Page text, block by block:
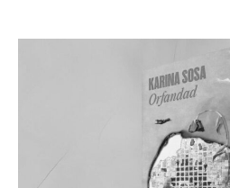
publicación